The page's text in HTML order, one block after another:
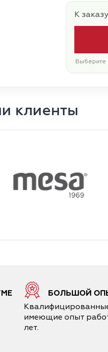
К
Выберите
клиенты
БОЛЬШОЙ
имеющие опыт
лет.